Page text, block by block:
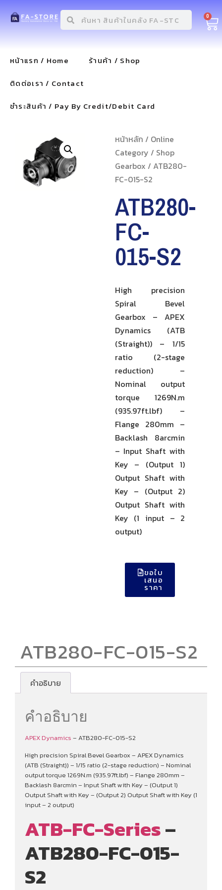
0
หน้าแรก / Home
ร้านค้า / Shop
ติดต่อเรา / Contact
ชำระสินค้า / Pay By Credit/Debit Card
หน้าหลัก / Online
Category / Shop
Gearbox / ATB280-
FC-015-S2
ATB280-
FC-
015-S2
High precision
Spiral Bevel
Gearbox – APEX
Dynamics (ATB
(Straight)) – 1/15
ratio (2-stage
reduction) –
Nominal output
torque 1269N.m
(935.97ft.lbf) –
Flange 280mm –
Backlash 8arcmin
– Input Shaft with
Key – (Output 1)
Output Shaft with
Key – (Output 2)
Output Shaft with
Key (1 input – 2
output)
ขอใบ
เสนอ
ราคา
ATB280-FC-015-S2
คำอธิบาย
คำอธิบาย
APEX Dynamics – ATB280-FC-015-S2
High precision Spiral Bevel Gearbox – APEX Dynamics
(ATB (Straight)) – 1/15 ratio (2-stage reduction) – Nominal
output torque 1269N.m (935.97ft.lbf) – Flange 280mm –
Backlash 8arcmin – Input Shaft with Key – (Output 1)
Output Shaft with Key – (Output 2) Output Shaft with Key (1
input – 2 output)
ATB-FC-Series–
ATB280-FC-015-
S2